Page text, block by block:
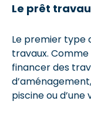
Le prêt
Le premier type
travaux. Comme
financer des
piscine ou d’une